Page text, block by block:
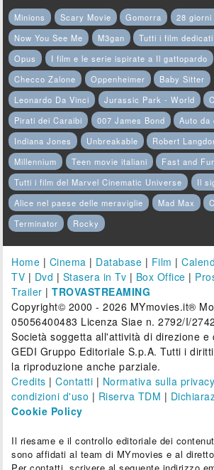
Minions Scary Movie Gomorra
28 giorni
Now You See Me
M3gan
Tutti i film
Opus
I film e le serie ispirate a Il gattopardo
Checco Zalone
Oppenheimer Baby Sitter
Leonardo Da Vinci
Jurassic Park - World
Pirati dei Caraibi
007 James Bond Auto da
Indiana Jones
Unbreakable Robert
Millennium
Teen movie italiani
Fast and
Tutti i film del Marvel Cinematic Universe
Il
Alice nel paese delle meraviglie
Mad Max
Terminator
Rocky
Home | Cinema | Database | Film |
TV | Dvd | Stasera in Tv | Box Office |
Trailer |TROVASTREAMING
Copyright© 2000 - 2026 MYmovies.it®
05056400483 Licenza Siae n. 2792/I/
Società soggetta all'attività di direzione e
GEDI Gruppo Editoriale S.p.A. Tutti i
la riproduzione anche parziale.
Credits |Contatti | Normativa sulla privacy
condizioni d'uso | Riserva TDM |
Cookie Policy
Il riesame e il controllo editoriale dei
sono affidati al team di MYmovies e al